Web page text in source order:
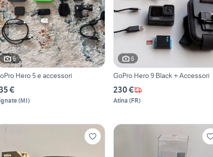
6
Hero 5 e accessori
€
(MI)
6
GoPro Hero 9 Black + Accessori
230 €
Atina (FR)